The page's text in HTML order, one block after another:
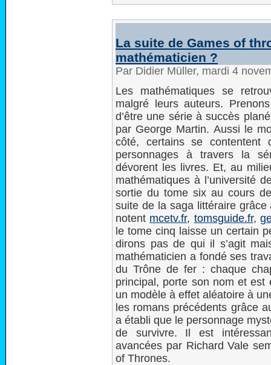
La suite de Games of
mathématicien ?
Par Didier Müller, mardi 4
Les mathématiques se
malgré leurs auteurs.
d’être une série à succès
par George Martin. Aussi le
côté, certains se contentent
personnages à travers la
dévorent les livres. Et, au
mathématiques à l’université
sortie du tome six au cours
suite de la saga littéraire
notent mcetv.fr, tomsguide.fr,
le tome cinq laisse un certain
dirons pas de qui il s’agit
mathématicien a fondé ses
du Trône de fer : chaque
principal, porte son nom et
un modèle à effet aléatoire à
les romans précédents grâce
a établi que le personnage
de survivre. Il est
avancées par Richard Vale
of Thrones.